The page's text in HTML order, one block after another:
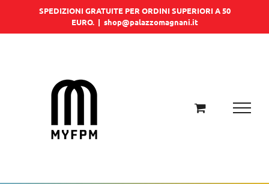
SPEDIZIONI GRATUITE PER ORDINI SUPERIORI A 50
EURO. | shop@palazzomagnani.it